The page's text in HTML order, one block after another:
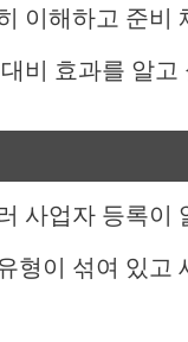
이해하고 준비
비 효과를 알고
사업자 등록이
형이 섞여 있고